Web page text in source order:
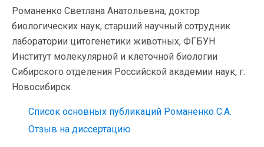
Романенко Светлана Анатольевна, доктор
биологических наук, старший научный сотрудник
лаборатории цитогенетики животных, ФГБУН
Институт молекулярной и клеточной биологии
Сибирского отделения Российской академии наук, г.
Новосибирск
Список основных публикаций Романенко С.А.
Отзыв на диссертацию